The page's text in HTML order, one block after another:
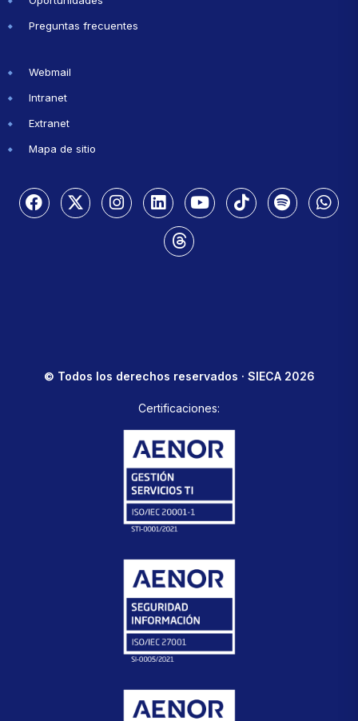
Preguntas frecuentes
Webmail
Intranet
Extranet
Mapa de sitio
© Todos los derechos reservados · SIECA 2026
Certificaciones: